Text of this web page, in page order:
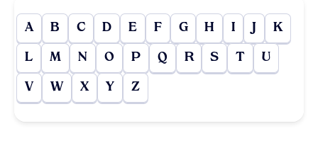
A B C D E F G H I J K
L M N O P Q R S T U
V W X Y Z